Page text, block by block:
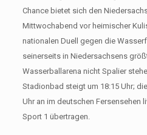
Chance bietet sich den
Mittwochabend vor heimischer
nationalen Duell gegen die
seinerseits in Niedersachsens
Wasserballarena nicht Spalier
Stadionbad steigt um 18:15 Uhr;
Uhr an im deutschen Fersensehen
Sport 1 übertragen.